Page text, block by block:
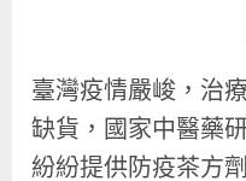
臺灣疫情嚴峻，治
缺貨，國家中醫藥
紛紛提供防疫茶方